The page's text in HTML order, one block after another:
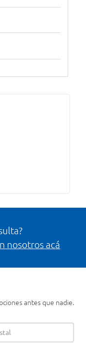
nosotros acá
antes que nadie.